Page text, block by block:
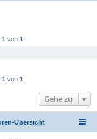
1 von 1
1 von 1
Gehe zu
Übersicht